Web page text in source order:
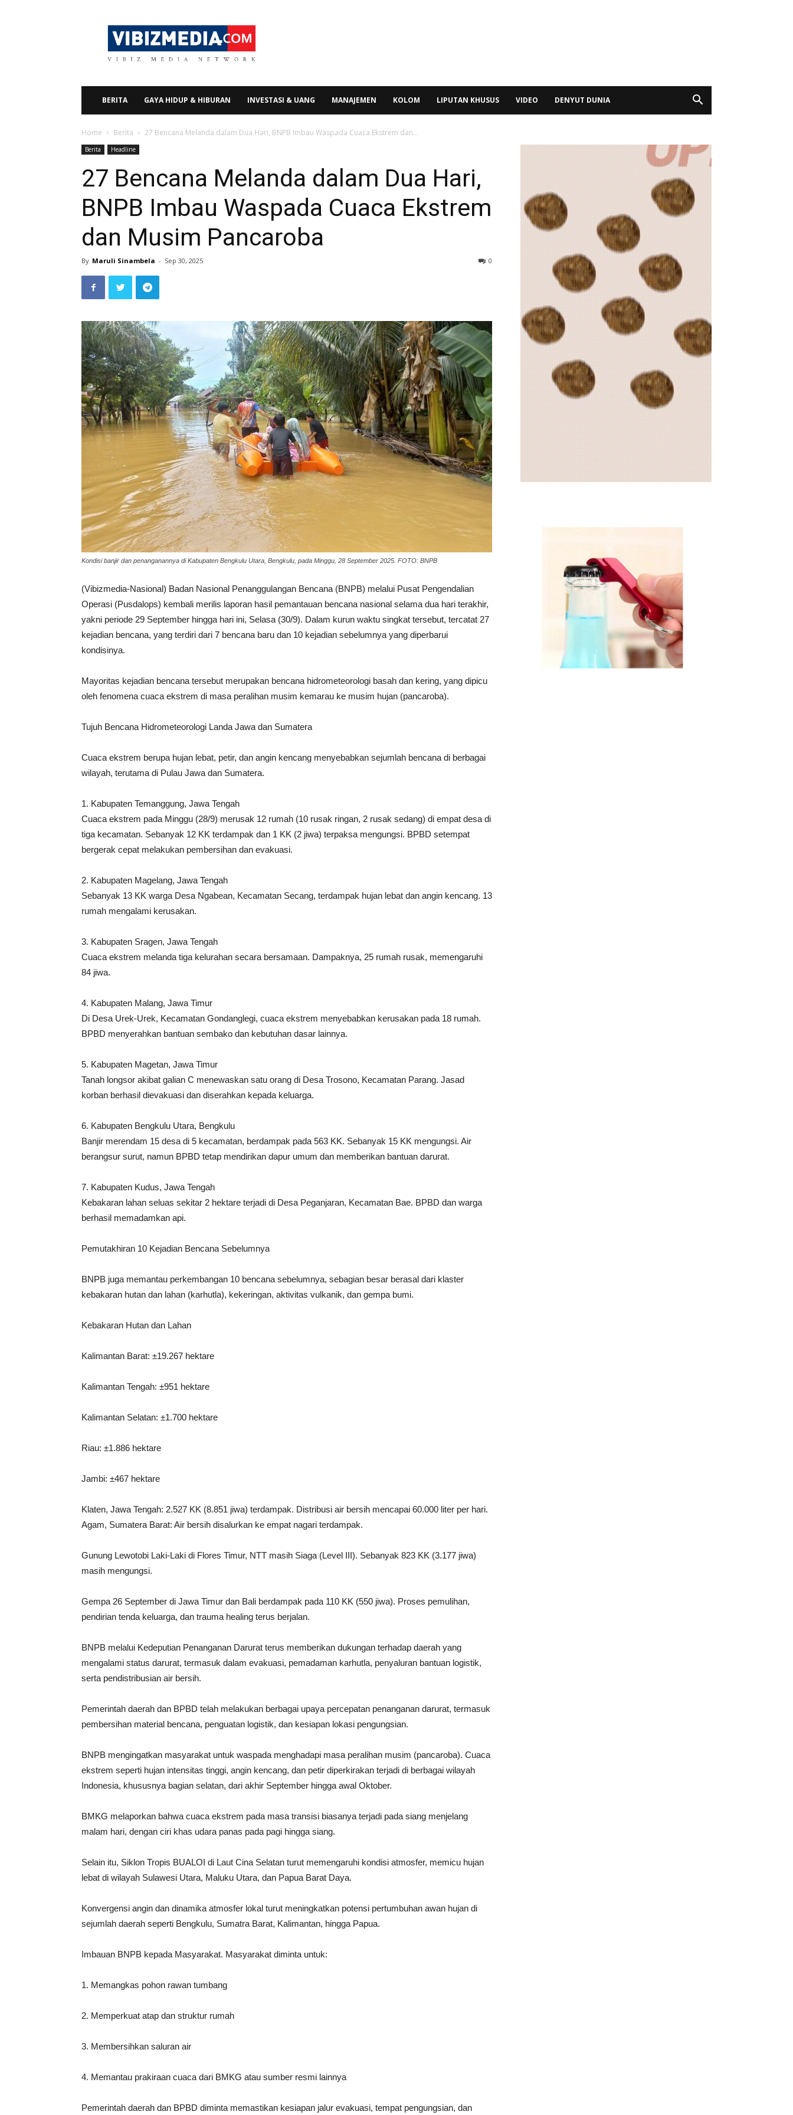
Vibizmedia.com
BERITA GAYA HIDUP & HIBURAN INVESTASI & UANG MANAJEMEN KOLOM LIPUTAN KHUSUS VIDEO DENYUT DUNIA
Home Berita 27 Bencana Melanda dalam Dua Hari, BNPB Imbau Waspada Cuaca Ekstrem dan...
Berita Headline
27 Bencana Melanda dalam Dua Hari,
BNPB Imbau Waspada Cuaca Ekstrem
dan Musim Pancaroba
By Maruli Sinambela - Sep 30, 2025 0
Kondisi banjir dan penanganannya di Kabupaten Bengkulu Utara, Bengkulu, pada Minggu, 28 September 2025. FOTO: BNPB
(Vibizmedia-Nasional) Badan Nasional Penanggulangan Bencana (BNPB) melalui Pusat Pengendalian
Operasi (Pusdalops) kembali merilis laporan hasil pemantauan bencana nasional selama dua hari terakhir,
yakni periode 29 September hingga hari ini, Selasa (30/9). Dalam kurun waktu singkat tersebut, tercatat 27
kejadian bencana, yang terdiri dari 7 bencana baru dan 10 kejadian sebelumnya yang diperbarui
kondisinya.
Mayoritas kejadian bencana tersebut merupakan bencana hidrometeorologi basah dan kering, yang dipicu
oleh fenomena cuaca ekstrem di masa peralihan musim kemarau ke musim hujan (pancaroba).
Tujuh Bencana Hidrometeorologi Landa Jawa dan Sumatera
Cuaca ekstrem berupa hujan lebat, petir, dan angin kencang menyebabkan sejumlah bencana di berbagai
wilayah, terutama di Pulau Jawa dan Sumatera.
1. Kabupaten Temanggung, Jawa Tengah
Cuaca ekstrem pada Minggu (28/9) merusak 12 rumah (10 rusak ringan, 2 rusak sedang) di empat desa di
tiga kecamatan. Sebanyak 12 KK terdampak dan 1 KK (2 jiwa) terpaksa mengungsi. BPBD setempat
bergerak cepat melakukan pembersihan dan evakuasi.
2. Kabupaten Magelang, Jawa Tengah
Sebanyak 13 KK warga Desa Ngabean, Kecamatan Secang, terdampak hujan lebat dan angin kencang. 13
rumah mengalami kerusakan.
3. Kabupaten Sragen, Jawa Tengah
Cuaca ekstrem melanda tiga kelurahan secara bersamaan. Dampaknya, 25 rumah rusak, memengaruhi
84 jiwa.
4. Kabupaten Malang, Jawa Timur
Di Desa Urek-Urek, Kecamatan Gondanglegi, cuaca ekstrem menyebabkan kerusakan pada 18 rumah.
BPBD menyerahkan bantuan sembako dan kebutuhan dasar lainnya.
5. Kabupaten Magetan, Jawa Timur
Tanah longsor akibat galian C menewaskan satu orang di Desa Trosono, Kecamatan Parang. Jasad
korban berhasil dievakuasi dan diserahkan kepada keluarga.
6. Kabupaten Bengkulu Utara, Bengkulu
Banjir merendam 15 desa di 5 kecamatan, berdampak pada 563 KK. Sebanyak 15 KK mengungsi. Air
berangsur surut, namun BPBD tetap mendirikan dapur umum dan memberikan bantuan darurat.
7. Kabupaten Kudus, Jawa Tengah
Kebakaran lahan seluas sekitar 2 hektare terjadi di Desa Peganjaran, Kecamatan Bae. BPBD dan warga
berhasil memadamkan api.
Pemutakhiran 10 Kejadian Bencana Sebelumnya
BNPB juga memantau perkembangan 10 bencana sebelumnya, sebagian besar berasal dari klaster
kebakaran hutan dan lahan (karhutla), kekeringan, aktivitas vulkanik, dan gempa bumi.
Kebakaran Hutan dan Lahan
Kalimantan Barat: ±19.267 hektare
Kalimantan Tengah: ±951 hektare
Kalimantan Selatan: ±1.700 hektare
Riau: ±1.886 hektare
Jambi: ±467 hektare
Klaten, Jawa Tengah: 2.527 KK (8.851 jiwa) terdampak. Distribusi air bersih mencapai 60.000 liter per hari.
Agam, Sumatera Barat: Air bersih disalurkan ke empat nagari terdampak.
Gunung Lewotobi Laki-Laki di Flores Timur, NTT masih Siaga (Level III). Sebanyak 823 KK (3.177 jiwa)
masih mengungsi.
Gempa 26 September di Jawa Timur dan Bali berdampak pada 110 KK (550 jiwa). Proses pemulihan,
pendirian tenda keluarga, dan trauma healing terus berjalan.
BNPB melalui Kedeputian Penanganan Darurat terus memberikan dukungan terhadap daerah yang
mengalami status darurat, termasuk dalam evakuasi, pemadaman karhutla, penyaluran bantuan logistik,
serta pendistribusian air bersih.
Pemerintah daerah dan BPBD telah melakukan berbagai upaya percepatan penanganan darurat, termasuk
pembersihan material bencana, penguatan logistik, dan kesiapan lokasi pengungsian.
BNPB mengingatkan masyarakat untuk waspada menghadapi masa peralihan musim (pancaroba). Cuaca
ekstrem seperti hujan intensitas tinggi, angin kencang, dan petir diperkirakan terjadi di berbagai wilayah
Indonesia, khususnya bagian selatan, dari akhir September hingga awal Oktober.
BMKG melaporkan bahwa cuaca ekstrem pada masa transisi biasanya terjadi pada siang menjelang
malam hari, dengan ciri khas udara panas pada pagi hingga siang.
Selain itu, Siklon Tropis BUALOI di Laut Cina Selatan turut memengaruhi kondisi atmosfer, memicu hujan
lebat di wilayah Sulawesi Utara, Maluku Utara, dan Papua Barat Daya.
Konvergensi angin dan dinamika atmosfer lokal turut meningkatkan potensi pertumbuhan awan hujan di
sejumlah daerah seperti Bengkulu, Sumatra Barat, Kalimantan, hingga Papua.
Imbauan BNPB kepada Masyarakat. Masyarakat diminta untuk:
1. Memangkas pohon rawan tumbang
2. Memperkuat atap dan struktur rumah
3. Membersihkan saluran air
4. Memantau prakiraan cuaca dari BMKG atau sumber resmi lainnya
Pemerintah daerah dan BPBD diminta memastikan kesiapan jalur evakuasi, tempat pengungsian, dan